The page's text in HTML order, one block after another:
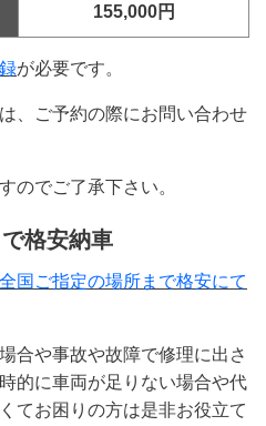
155,000円
が必要です。
、ご予約の際にお問い合わせ
のでご了承下さい。
格安納車
国ご指定の場所まで格安にて
合や事故や故障で修理に出さ
的に車両が足りない場合や代
てお困りの方は是非お役立て